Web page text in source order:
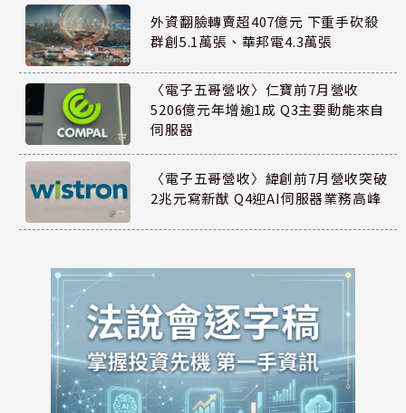
外資翻臉轉賣超407億元 下重手砍殺
群創5.1萬張、華邦電4.3萬張
〈電子五哥營收〉仁寶前7月營收
5206億元年增逾1成 Q3主要動能來自
伺服器
〈電子五哥營收〉緯創前7月營收突破
2兆元寫新猷 Q4迎AI伺服器業務高峰